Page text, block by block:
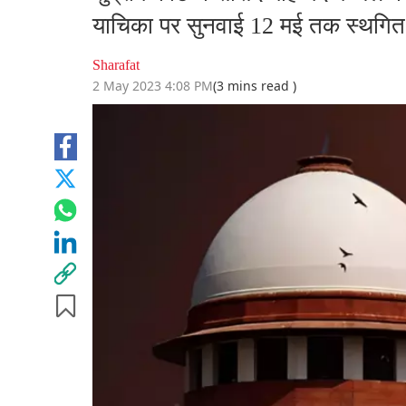
याचिका पर सुनवाई 12 मई तक
Sharafat
2 May 2023 4:08 PM(3 mins read )